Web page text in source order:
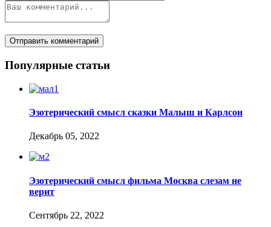
Популярные статьи
Эзотерический смысл сказки Малыш и Карлсон
Декабрь 05, 2022
Эзотерический смысл фильма Москва слезам не
верит
Сентябрь 22, 2022